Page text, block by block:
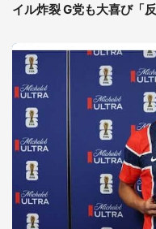
イル炸裂 G党も大喜び「